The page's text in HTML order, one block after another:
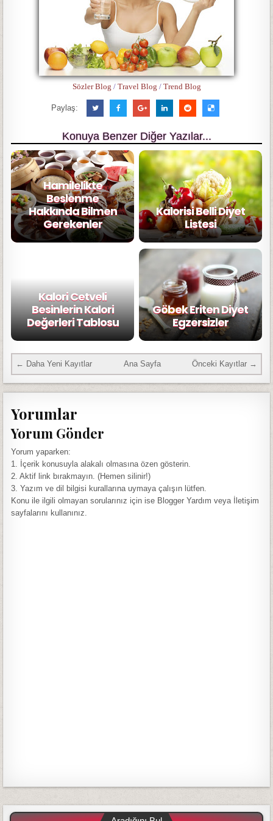
Sözler Blog / Travel Blog / Trend Blog
Paylaş:
Konuya Benzer Diğer Yazılar...
Hamilelikte
Beslenme
Hakkında Bilmen
Gerekenler
Kalorisi Belli Diyet
Listesi
Kalori Cetveli
Besinlerin Kalori
Değerleri Tablosu
Göbek Eriten Diyet
Egzersizler
← Daha Yeni Kayıtlar Önceki Kayıtlar →
Ana Sayfa
Yorumlar
Yorum Gönder
Yorum yaparken:
1. İçerik konusuyla alakalı olmasına özen gösterin.
2. Aktif link bırakmayın. (Hemen silinir!)
3. Yazım ve dil bilgisi kurallarına uymaya çalışın lütfen.
Konu ile ilgili olmayan sorularınız için ise Blogger Yardım veya İletişim
sayfalarını kullanınız.